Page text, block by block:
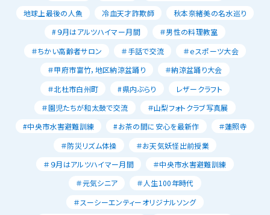
地球上最後の人魚
冷血天才詐欺師
秋本奈緒美の名水巡り
#９月はアルツハイマー月間
＃男性の料理教室
＃ちかい高齢者サロン
＃手話で交流
＃ｅスポーツ大会
＃甲府市富竹，地区納涼盆踊り
＃納涼盆踊り大会
＃北杜市白州町
#県内ぶらり
レザークラフト
＃園児たちが和太鼓で交流
＃山梨フォトクラブ写真展
#中央市水害避難訓練
#お茶の間に安心を最新作
＃蓮照寺
＃防災リズム体操
＃お天気妖怪出前授業
＃９月はアルツハイマー月間
＃中央市水害避難訓練
＃元気シニア
＃人生100年時代
＃スーシーエンティーオリジナルソング